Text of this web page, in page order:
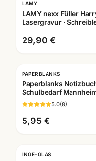
Gravur
LAMY
LAMY nexx Füller
Lasergravur ·
29,90 €
PAPERBLANKS
Paperblanks
Schulbedarf
5.0(8)
5,95 €
INGE-GLAS